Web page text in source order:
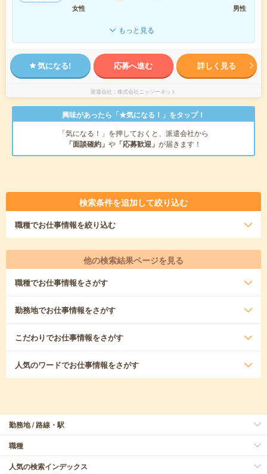
女性
男性
もっと見る
気になる! 応募へ進む 詳しく見る
派遣会社 株式会社ニッソーネット
興味があったら「★気になる！」をタップ！
「気になる！」を押しておくと、派遣会社から
「面談確約」 や 「応募歓迎」 が届きます！
検索条件を追加して絞り込む
職種でお仕事情報を絞り込む
他の検索結果ページを見る
職種でお仕事情報をさがす
勤務地でお仕事情報をさがす
こだわりでお仕事情報をさがす
人気のワードでお仕事情報をさがす
勤務地 / 路線・駅
職種
人気の検索インデックス